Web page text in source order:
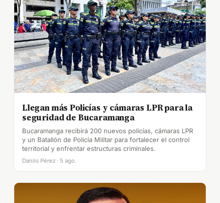
Llegan más Policías y cámaras LPR para la
seguridad de Bucaramanga
Bucaramanga recibirá 200 nuevos policías, cámaras LPR
y un Batallón de Policía Militar para fortalecer el control
territorial y enfrentar estructuras criminales.
Danilo Pérez · 5 ago.